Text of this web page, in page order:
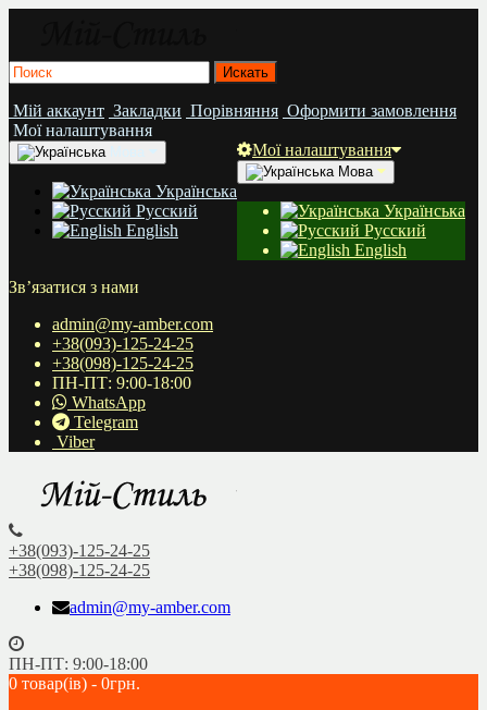
Мій аккаунт Закладки Порівняння Оформити замовлення
Мої налаштування
Українська
Русский
English
Мої налаштування
Мова
Українська
Русский
English
Зв’язатися з нами
admin@my-amber.com
+38(093)-125-24-25
+38(098)-125-24-25
ПН-ПТ: 9:00-18:00
WhatsApp
Telegram
Viber
+38(093)-125-24-25
+38(098)-125-24-25
admin@my-amber.com
ПН-ПТ: 9:00-18:00
0 товар(ів) - 0грн.